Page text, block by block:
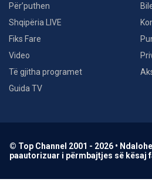
Për’puthen
Shqipëria LIVE
Fiks Fare
Video
Të gjitha programet
Guida TV
© Top Channel 2001 - 2026 •
paautorizuar i përmbajtjes së kësaj